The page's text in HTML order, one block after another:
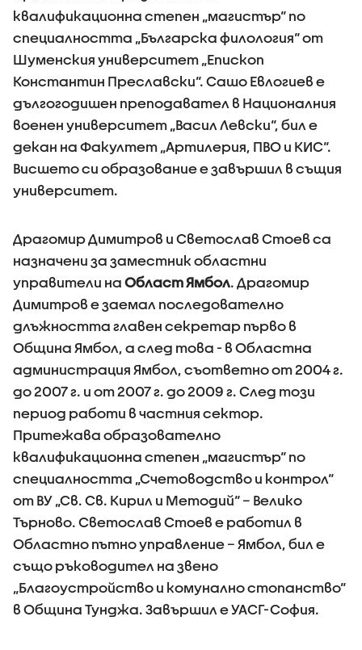
квалификационна степен „магистър“ по
специалността „Българска филология“ от
Шуменския университет „Епископ
Константин Преславски“. Сашо Евлогиев е
дългогодишен преподавател в Националния
военен университет „Васил Левски“, бил е
декан на Факултет „Артилерия, ПВО и КИС“.
Висшето си образование е завършил в същия
университет.
Драгомир Димитров и Светослав Стоев са
назначени за заместник областни
управители на Област Ямбол. Драгомир
Димитров е заемал последователно
длъжността главен секретар първо в
Община Ямбол, а след това - в Областна
администрация Ямбол, съответно от 2004 г.
до 2007 г. и от 2007 г. до 2009 г. След този
период работи в частния сектор.
Притежава образователно
квалификационна степен „магистър“ по
специалността „Счетоводство и контрол“
от ВУ „Св. Св. Кирил и Методий“ – Велико
Търново. Светослав Стоев е работил в
Областно пътно управление – Ямбол, бил е
също ръководител на звено
„Благоустройство и комунално стопанство“
в Община Тунджа. Завършил е УАСГ-София.